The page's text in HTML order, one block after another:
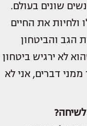
שונים בעולם.
את החיים
הגב והביטחון
לא ירגיש ביטחון
דברים, אני לא
לשיחה?